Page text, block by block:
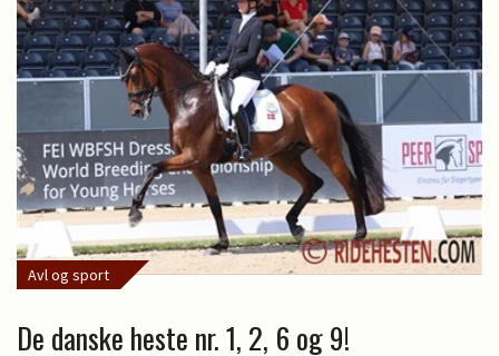
Avl og sport
De danske heste nr. 1, 2, 6 og 9!